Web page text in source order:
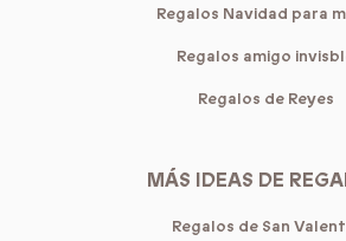
Regalos Navidad para
Regalos amigo
Regalos de Reyes
MÁS IDEAS DE
Regalos de San